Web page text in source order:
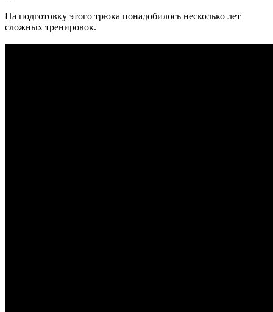
На подготовку этого трюка понадобилось несколько лет
сложных тренировок.